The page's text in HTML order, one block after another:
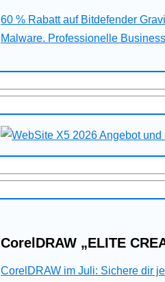
60 % Rabatt auf Bitdefender
Malware. Professionelle
CorelDRAW „ELITE
CorelDRAW im Juli: Sichere dir